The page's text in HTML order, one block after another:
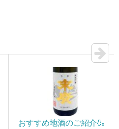
おすすめ地酒のご紹介🍶